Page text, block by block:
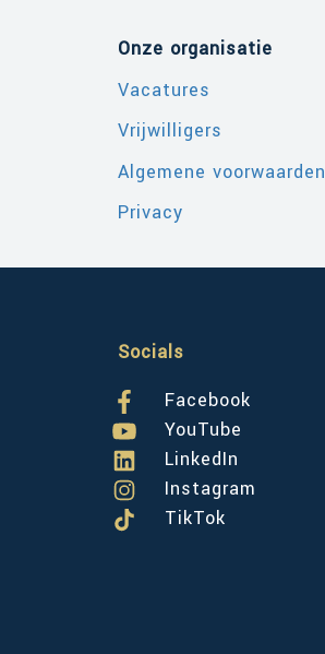
Onze organisatie
Vacatures
Vrijwilligers
Algemene voorwaarden
Privacy
Socials
Facebook
YouTube
LinkedIn
Instagram
TikTok